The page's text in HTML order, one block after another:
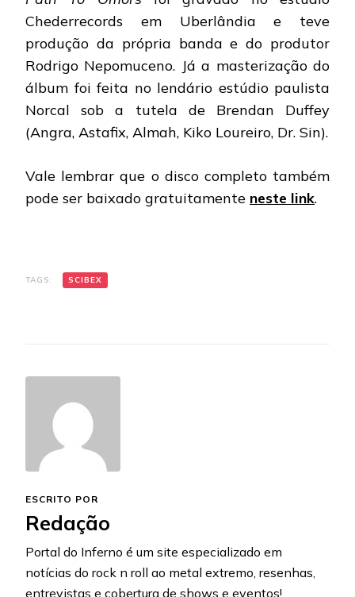
Chederrecords em Uberlândia e teve
produção da própria banda e do produtor
Rodrigo Nepomuceno. Já a masterização do
álbum foi feita no lendário estúdio paulista
Norcal sob a tutela de Brendan Duffey
(Angra, Astafix, Almah, Kiko Loureiro, Dr. Sin).
Vale lembrar que o disco completo também
pode ser baixado gratuitamente neste link.
TAGS: SCIBEX
ESCRITO POR
Redação
Portal do Inferno é um site especializado em
notícias do rock n roll ao metal extremo, resenhas,
entrevistas e cobertura de shows e eventos!